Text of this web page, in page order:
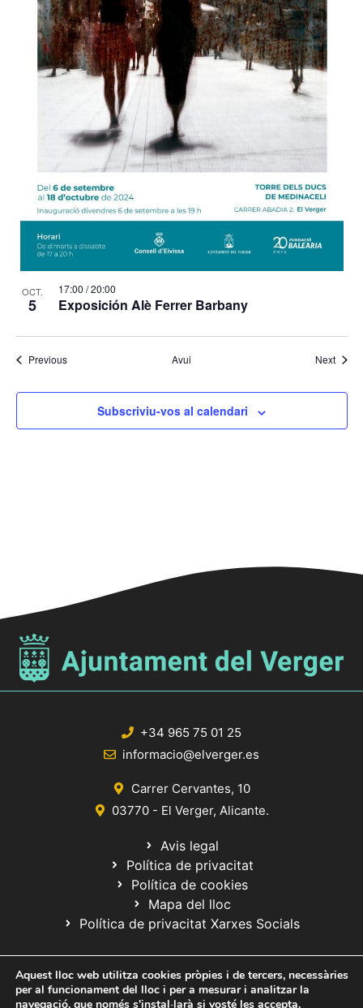
OCT.
5 Exposición Alè Ferrer Barbany
17:00 / 20:00
PreviousEsdeveniments Avui Next
Subscriviu-vos al calendari
+34 965 75 01 25
informacio@elverger.es
Carrer Cervantes, 10
03770 - El Verger, Alicante.
Avis legal
Política de privacitat
Política de cookies
Mapa del lloc
Política de privacitat Xarxes Socials
Aquest lloc web utilitza cookies pròpies i de tercers, necessàries
per al funcionament del lloc i per a mesurar i analitzar la
navegació, que només s'instal·larà si vosté les accepta.